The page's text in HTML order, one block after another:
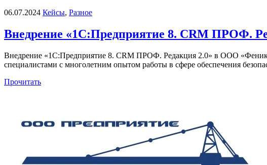
06.07.2024 Кейсы, Разное
Внедрение «1С:Предприятие 8. CRM ПРОФ.
Внедрение «1С:Предприятие 8. CRM ПРОФ. Редакция 2.0» в ООО
специалистами с многолетним опытом работы в сфере обеспечения
Прочитать